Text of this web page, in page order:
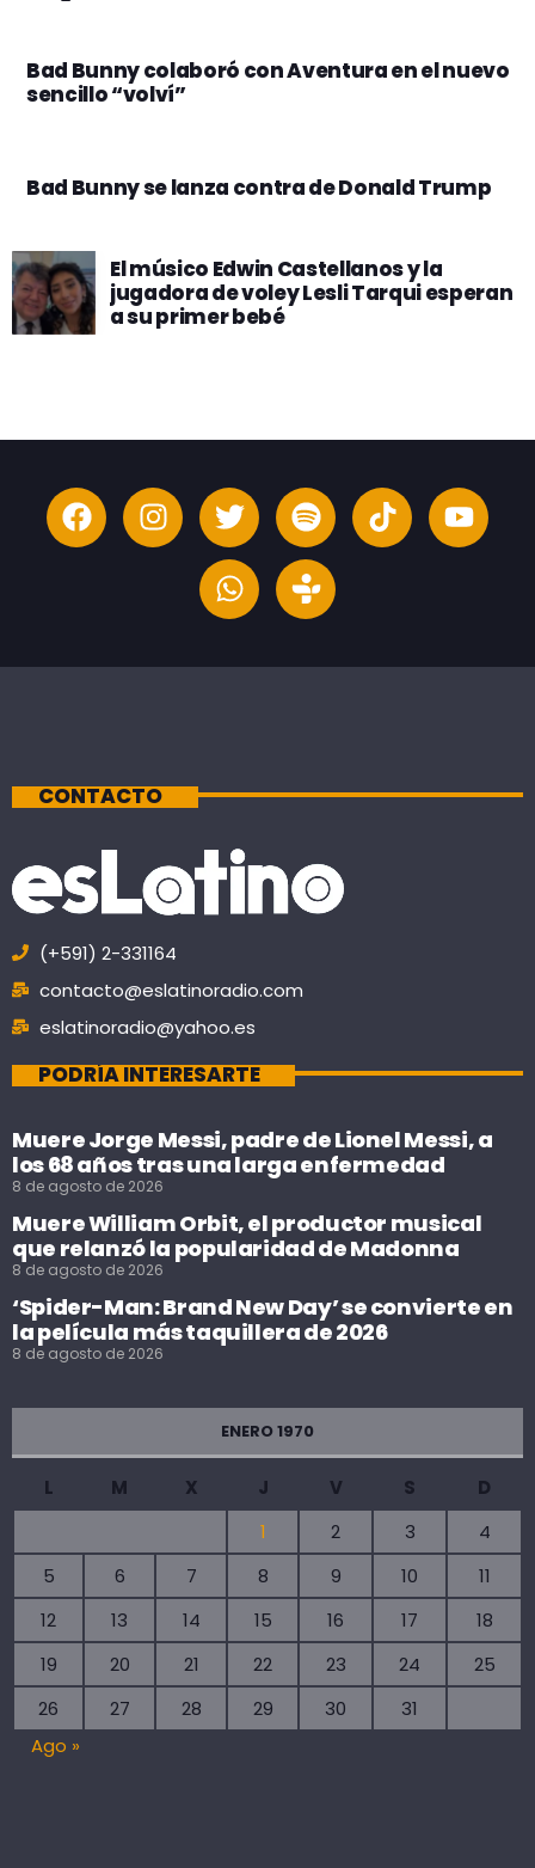
Bad Bunny colaboró con Aventura en el nuevo
sencillo “volví”
Bad Bunny se lanza contra de Donald Trump
El músico Edwin Castellanos y la
jugadora de voley Lesli Tarqui esperan
a su primer bebé
CONTACTO
(+591) 2-331164
contacto@eslatinoradio.com
eslatinoradio@yahoo.es
PODRÍA INTERESARTE
Muere Jorge Messi, padre de Lionel Messi, a
los 68 años tras una larga enfermedad
8 de agosto de 2026
Muere William Orbit, el productor musical
que relanzó la popularidad de Madonna
8 de agosto de 2026
‘Spider-Man: Brand New Day’ se convierte en
la película más taquillera de 2026
8 de agosto de 2026
ENERO 1970
L M X J V S
D
1
2 3
4
5
6 7 8 9 10
11
12
13 14 15 16 17
18
19
20 21 22 23 24
25
26
27 28 29 30
31
Ago »